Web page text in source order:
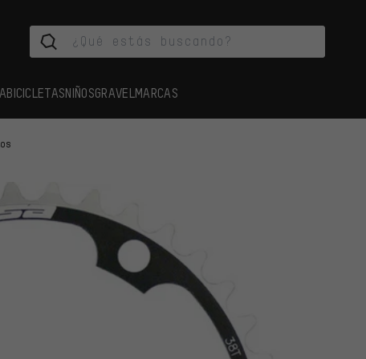
BICICLETASNIÑOSGRAVEL MARCAS